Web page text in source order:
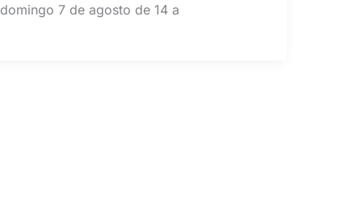
domingo 7 de agosto de 14 a